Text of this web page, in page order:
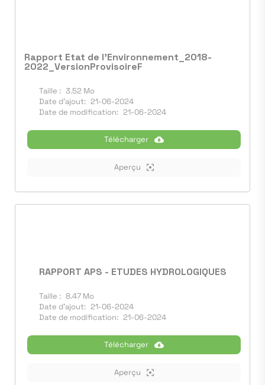
Rapport Etat de l'Environnement_2018-
2022_VersionProvisoireF
Taille : 3.52 Mo
Date d'ajout: 21-06-2024
Date de modification: 21-06-2024
Télécharger
Aperçu
RAPPORT APS - ETUDES HYDROLOGIQUES
Taille : 8.47 Mo
Date d'ajout: 21-06-2024
Date de modification: 21-06-2024
Télécharger
Aperçu